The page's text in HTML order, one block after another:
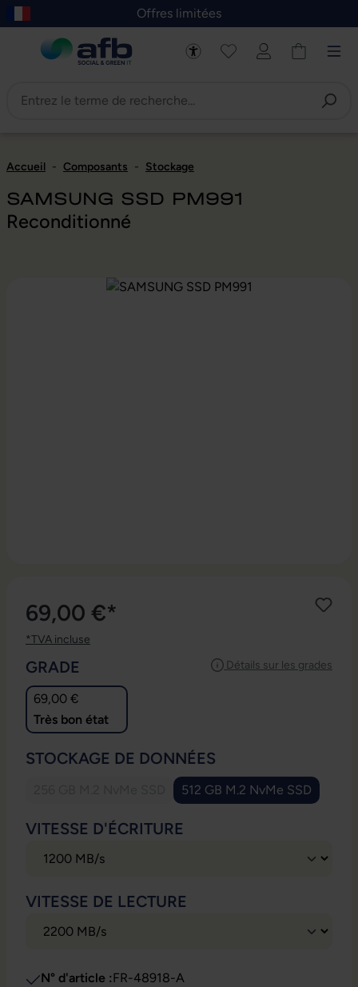
au contenu principal
Skip to B2B platform navigation
Offres limitées
Accueil - Composants - Stockage
SAMSUNG SSD PM991
Reconditionné
Ignorer la galerie d'images
69,00 €*
*TVA incluse
Détails sur les grades
SÉLECTIONNEZ
GRADE
69,00 €
Très bon état
SÉLECTIONNEZ
STOCKAGE DE DONNÉES
(Cette option n'est pas disponible pour le moment.)
512 GB M.2 NvMe SSD
SÉLECTIONNEZ
VITESSE D'ÉCRITURE
SÉLECTIONNEZ
VITESSE DE LECTURE
N° d'article :FR-48918-A